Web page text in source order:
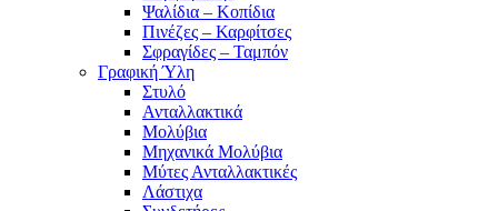
Ψαλίδια – Κοπίδια
Πινέζες – Καρφίτσες
Σφραγίδες – Ταμπόν
Γραφική Ύλη
Στυλό
Ανταλλακτικά
Μολύβια
Μηχανικά Μολύβια
Μύτες Ανταλλακτικές
Λάστιχα